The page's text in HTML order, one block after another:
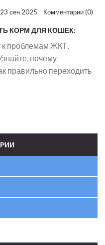
сен 2025 Комментарии (0)
КОРМ ДЛЯ КОШЕК:
к проблемам ЖКТ,
почему
правильно переходить